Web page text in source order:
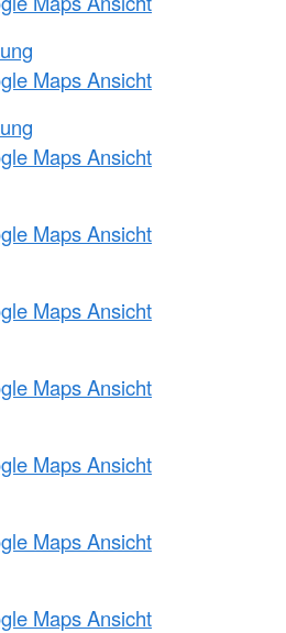
Maps Ansicht
Maps Ansicht
Maps Ansicht
Maps Ansicht
Maps Ansicht
Maps Ansicht
Maps Ansicht
Maps Ansicht